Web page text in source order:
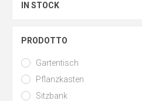
IN STOCK
PRODOTTO
Gartentisch
Pflanzkasten
Sitzbank